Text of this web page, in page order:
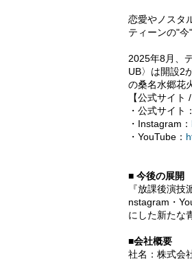
恋愛やノスタ
ティーンの"今
2025年8月、
UB〉は開設2
の桑名水郷花
【公式サイト
・公式サイト：
・Instagram：
・YouTube：
■ 今後の展開
『放課後演
nstagram・
にした新たな
■会社概要
社名：株式会